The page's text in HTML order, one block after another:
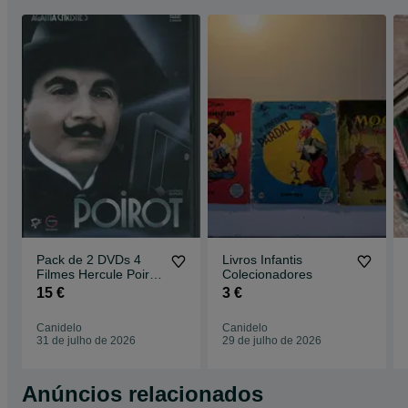
Pack de 2 DVDs 4
Filmes Hercule Poirot
/ Episódios Duplos
15 €
Canidelo
31 de julho de 2026
Livros Infantis
Colecionadores
3 €
Canidelo
29 de julho de 2026
Anúncios relacionados